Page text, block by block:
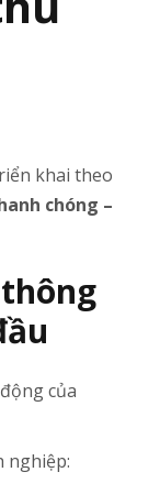
khai theo
chóng –
của
nghiệp: